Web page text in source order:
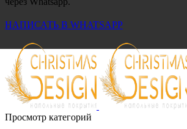
НАПИСАТЬ В WHATSAPP
Просмотр категорий